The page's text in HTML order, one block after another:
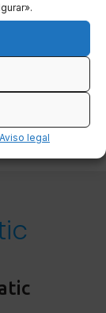
Aviso legal